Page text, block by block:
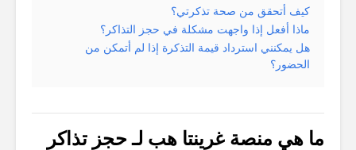
كيف أتحقق من صحة تذكرتي؟
ماذا أفعل إذا واجهت مشكلة في حجز التذاكر؟
هل يمكنني استرداد قيمة التذكرة إذا لم أتمكن من
الحضور؟
ما هي منصة غرينتا هب لـ حجز تذاكر